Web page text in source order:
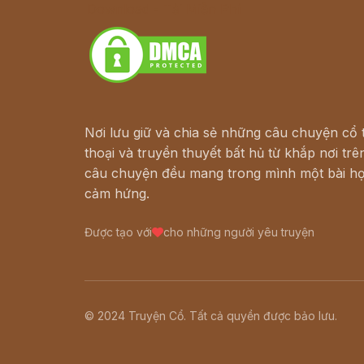
Nơi lưu giữ và chia sẻ những câu chuyện cổ
thoại và truyền thuyết bất hủ từ khắp nơi
câu chuyện đều mang trong mình một bài
cảm hứng.
Được tạo với cho những người yêu truyện
© 2024 Truyện Cổ. Tất cả quyền được bảo lưu.